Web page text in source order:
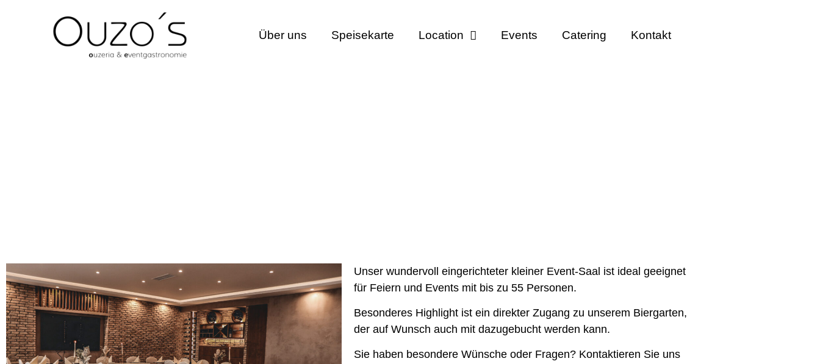
Über uns Speisekarte Location Events Catering Kontakt
Unser wundervoll eingerichteter kleiner Event-Saal ist ideal geeignet
für Feiern und Events mit bis zu 55 Personen.
Besonderes Highlight ist ein direkter Zugang zu unserem Biergarten,
der auf Wunsch auch mit dazugebucht werden kann.
Sie haben besondere Wünsche oder Fragen? Kontaktieren Sie uns